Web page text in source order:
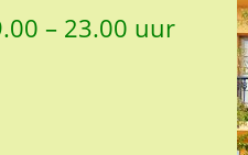
– 23.00 uur